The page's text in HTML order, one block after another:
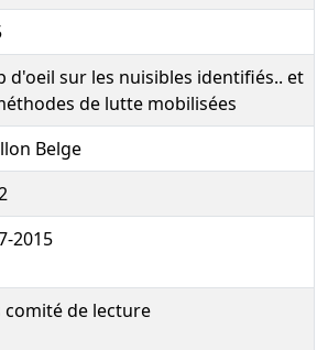
d'oeil sur les nuisibles identifiés.. et
de lutte mobilisées
Belge
2015
comité de lecture